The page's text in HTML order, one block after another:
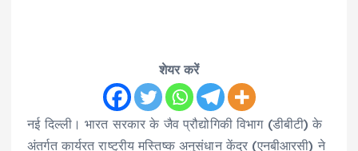
शेयर करें
नई दिल्ली। भारत सरकार के जैव प्रौद्योगिकी विभाग (डीबीटी) के
अंतर्गत कार्यरत राष्ट्रीय मस्तिष्क अनुसंधान केंद्र (एनबीआरसी) ने